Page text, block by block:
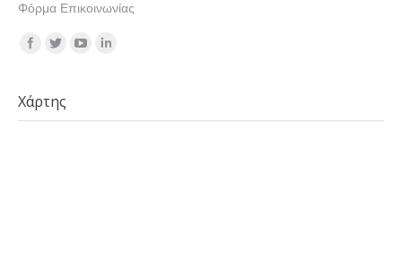
Φόρμα Επικοινωνίας
Find us on:
Χάρτης